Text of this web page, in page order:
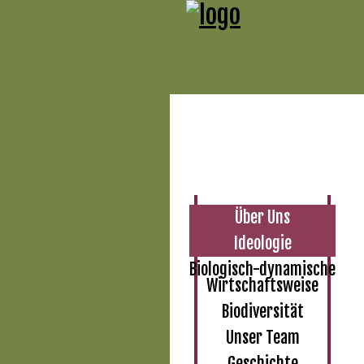
Über Uns
Ideologie
Biologisch-dynamische
Wirtschaftsweise
Biodiversität
Unser Team